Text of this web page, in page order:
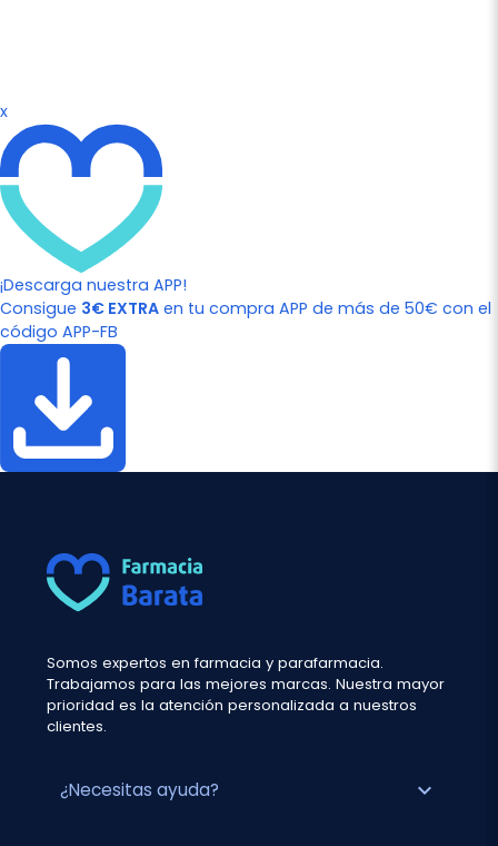
x
¡Descarga nuestra APP!
Consigue 3€ EXTRA en tu compra APP de más de 50€ con el
código APP-FB
Somos expertos en farmacia y parafarmacia.
Trabajamos para las mejores marcas. Nuestra mayor
prioridad es la atención personalizada a nuestros
clientes.
¿Necesitas ayuda? expand_more